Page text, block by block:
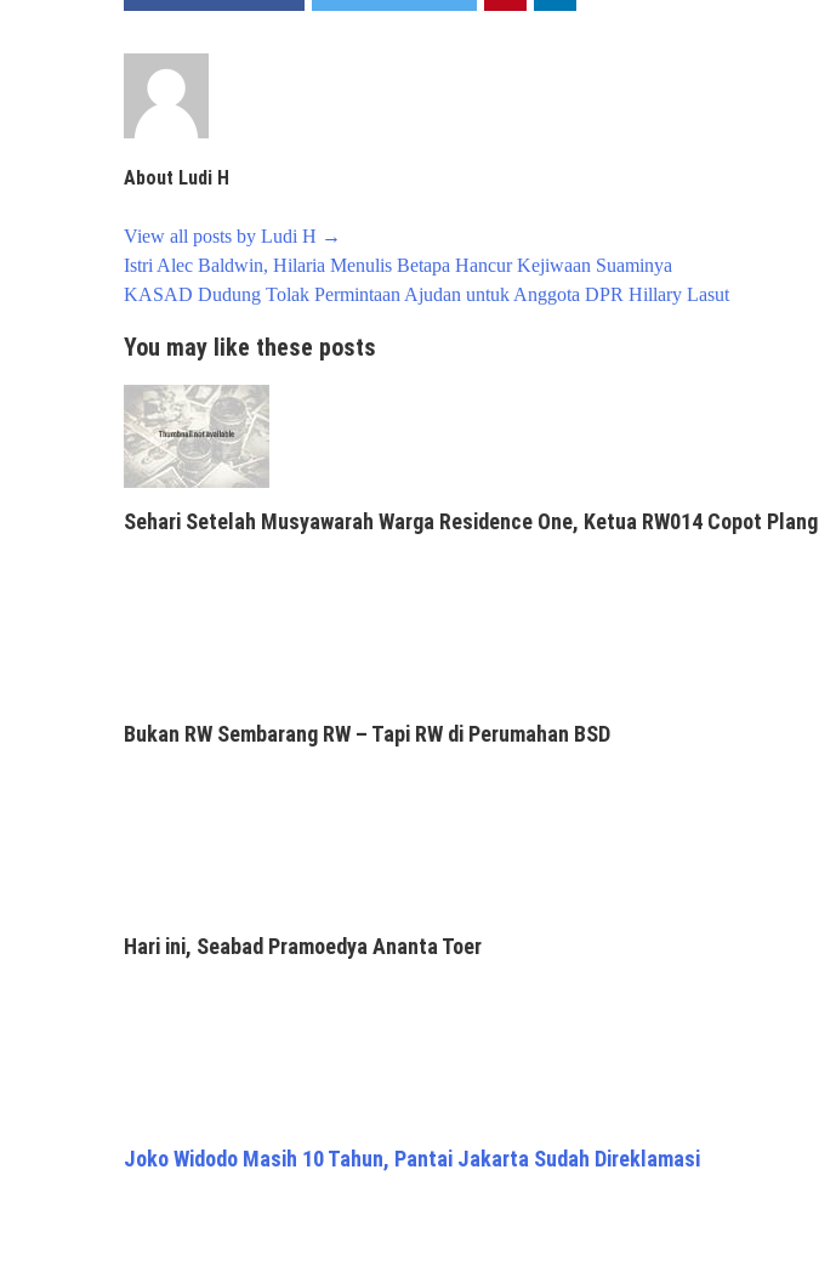
About Ludi H
View all posts by Ludi H →
Post
navigation
Istri Alec Baldwin, Hilaria Menulis Betapa Hancur Kejiwaan Suaminya
KASAD Dudung Tolak Permintaan Ajudan untuk Anggota DPR Hillary Lasut
You may like these posts
Sehari Setelah Musyawarah Warga Residence One, Ketua RW014 Copot Plang
Bukan RW Sembarang RW – Tapi RW di Perumahan BSD
Hari ini, Seabad Pramoedya Ananta Toer
Joko Widodo Masih 10 Tahun, Pantai Jakarta Sudah Direklamasi